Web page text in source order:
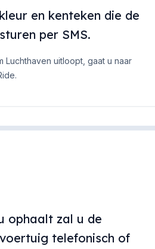
en kenteken die de
per SMS.
Luchthaven uitloopt, gaat u naar
ophaalt zal u de
telefonisch of